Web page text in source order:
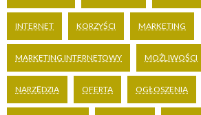
INTERNET KORZYŚCI MARKETING
MARKETING INTERNETOWY MOŻLIWOŚCI
NARZĘDZIA OFERTA OGŁOSZENIA